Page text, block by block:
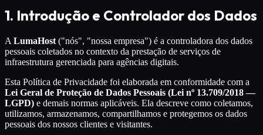
1. Introdução e Controlador dos Dados
A LumaHost ("nós", "nossa empresa") é a controladora dos dados
pessoais coletados no contexto da prestação de serviços de
infraestrutura gerenciada para agências digitais.
Esta Política de Privacidade foi elaborada em conformidade com a
Lei Geral de Proteção de Dados Pessoais (Lei nº 13.709/2018 —
LGPD) e demais normas aplicáveis. Ela descreve como coletamos,
utilizamos, armazenamos, compartilhamos e protegemos os dados
pessoais dos nossos clientes e visitantes.